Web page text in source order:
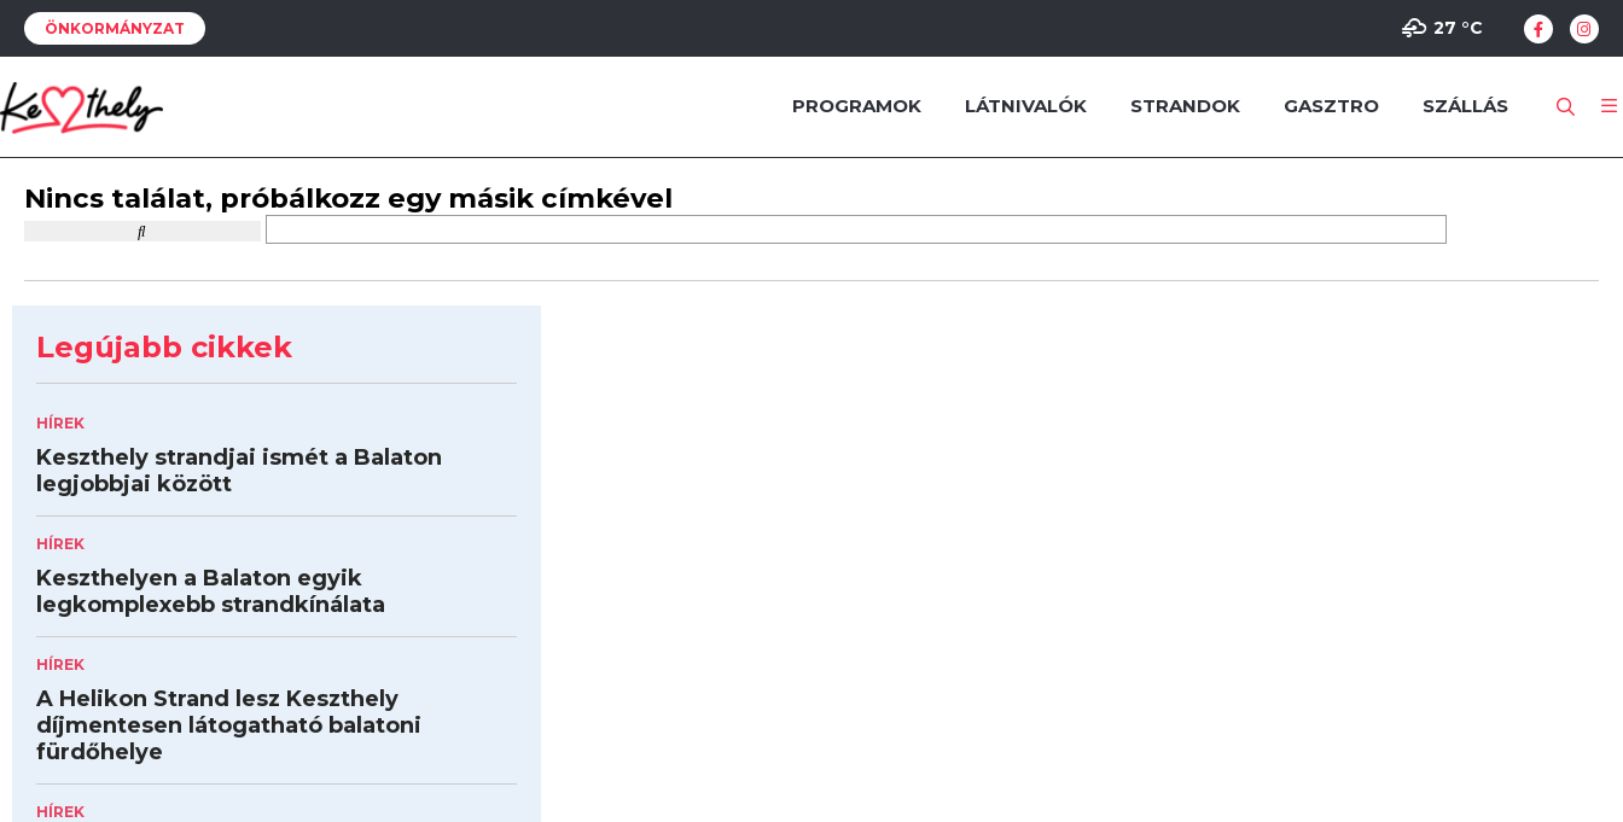
ÖNKORMÁNYZAT 27 °C
PROGRAMOK LÁTNIVALÓK STRANDOK GASZTRO SZÁLLÁS
Nincs találat, próbálkozz egy másik címkével
Legújabb cikkek
HÍREK
Keszthely strandjai ismét a Balaton
legjobbjai között
HÍREK
Keszthelyen a Balaton egyik
legkomplexebb strandkínálata
HÍREK
A Helikon Strand lesz Keszthely
díjmentesen látogatható balatoni
fürdőhelye
HÍREK